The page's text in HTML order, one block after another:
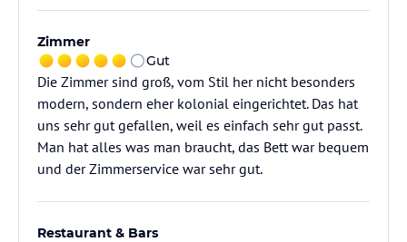
Zimmer
Gut
Die Zimmer sind groß, vom Stil her nicht besonders
modern, sondern eher kolonial eingerichtet. Das hat
uns sehr gut gefallen, weil es einfach sehr gut passt.
Man hat alles was man braucht, das Bett war bequem
und der Zimmerservice war sehr gut.
Restaurant & Bars